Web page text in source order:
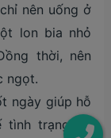
nên uống ở
lon bia nhỏ
thời, nên
ngọt.
ngày giúp hỗ
tình trạng ăn